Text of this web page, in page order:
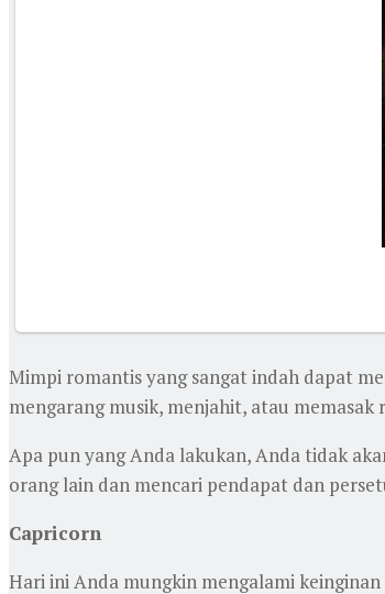
Mimpi romantis yang sangat indah dapat
mengarang musik, menjahit, atau memasak
Apa pun yang Anda lakukan, Anda tidak
orang lain dan mencari pendapat dan
Capricorn
Hari ini Anda mungkin mengalami